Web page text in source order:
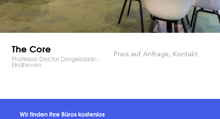
The Core
Professor Doctor Dorgelolaan -
Eindhoven
Preis auf Anfrage, Kontakt
Wir finden Ihre Büros kostenlos